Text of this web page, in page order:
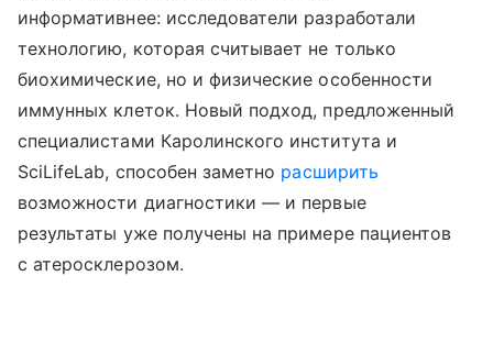
информативнее: исследователи разработали
технологию, которая считывает не только
биохимические, но и физические особенности
иммунных клеток. Новый подход, предложенный
специалистами Каролинского института и
SciLifeLab, способен заметно расширить
возможности диагностики — и первые
результаты уже получены на примере пациентов
с атеросклерозом.